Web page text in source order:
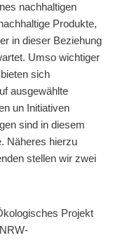
nachhaltigen
Produkte,
in dieser Beziehung
Umso wichtiger
sich
ausgewählte
un Initiativen
sind in diesem
Näheres hierzu
stellen wir zwei
Projekt